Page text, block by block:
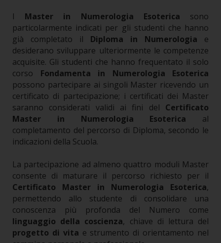
I Master in Numerologia Esoterica sono
particolarmente indicati per gli studenti che hanno
già completato il Diploma in Numerologia e
desiderano sviluppare ulteriormente le competenze
acquisite. Gli studenti che hanno frequentato il solo
corso Fondamenta in Numerologia Esoterica
possono partecipare ai singoli Master ricevendo un
certificato di partecipazione; i certificati dei Master
saranno considerati validi ai fini del Certificato
Master in Numerologia Esoterica al
completamento del percorso di Diploma, secondo le
indicazioni della Scuola.
La partecipazione ad almeno quattro moduli Master
consente di maturare il percorso richiesto per il
Certificato Master in Numerologia Esoterica,
permettendo allo studente di consolidare una
conoscenza più profonda del Numero come
linguaggio della coscienza, chiave di lettura del
progetto di vita e strumento di orientamento nel